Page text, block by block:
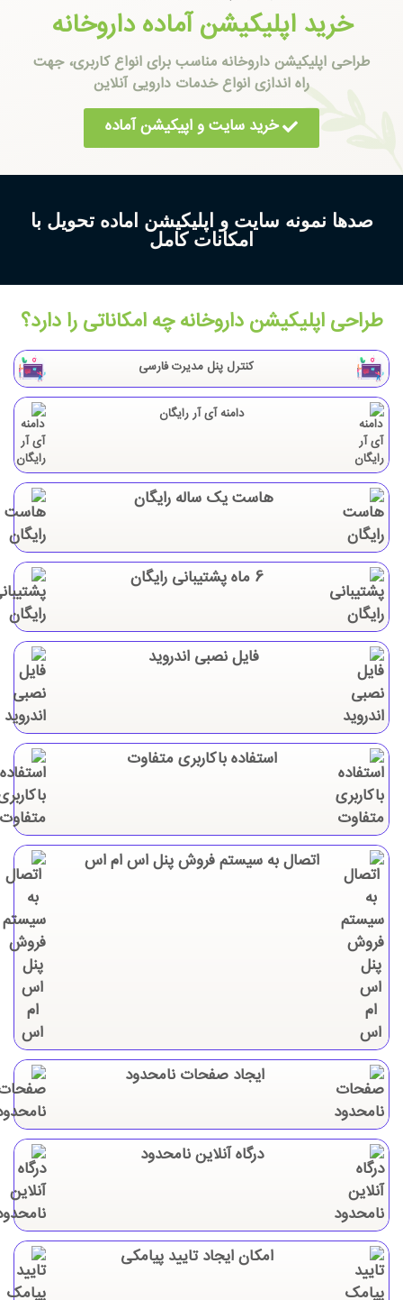
خرید اپلیکیشن آماده داروخانه
طراحی اپلیکیشن داروخانه مناسب برای انواع کاربری، جهت
راه اندازی انواع خدمات دارویی آنلاین
خرید سایت و اپیکیشن آماده
صدها نمونه سایت و اپلیکیشن اماده تحویل با
امکانات کامل
طراحی اپلیکیشن داروخانه چه امکاناتی را دارد؟
کنترل پنل مدیرت فارسی
دامنه آی آر رایگان
هاست یک ساله رایگان
فایل نصبی اندروید
استفاده باکاربری متفاوت
اتصال به سیستم فروش پنل اس ام اس
ایجاد صفحات نامحدود
درگاه آنلاین نامحدود
امکان ایجاد تایید پیامکی